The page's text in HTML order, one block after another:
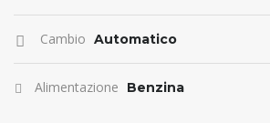
Cambio Automatico
Alimentazione Benzina